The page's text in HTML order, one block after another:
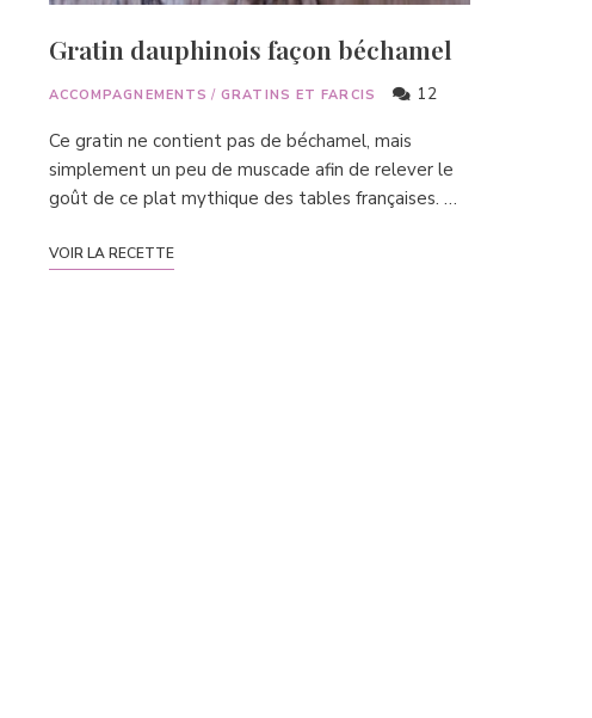
Gratin dauphinois façon béchamel
ACCOMPAGNEMENTS / GRATINS ET FARCIS 12
Ce gratin ne contient pas de béchamel, mais
simplement un peu de muscade afin de relever le
goût de ce plat mythique des tables françaises. …
VOIR LA RECETTE